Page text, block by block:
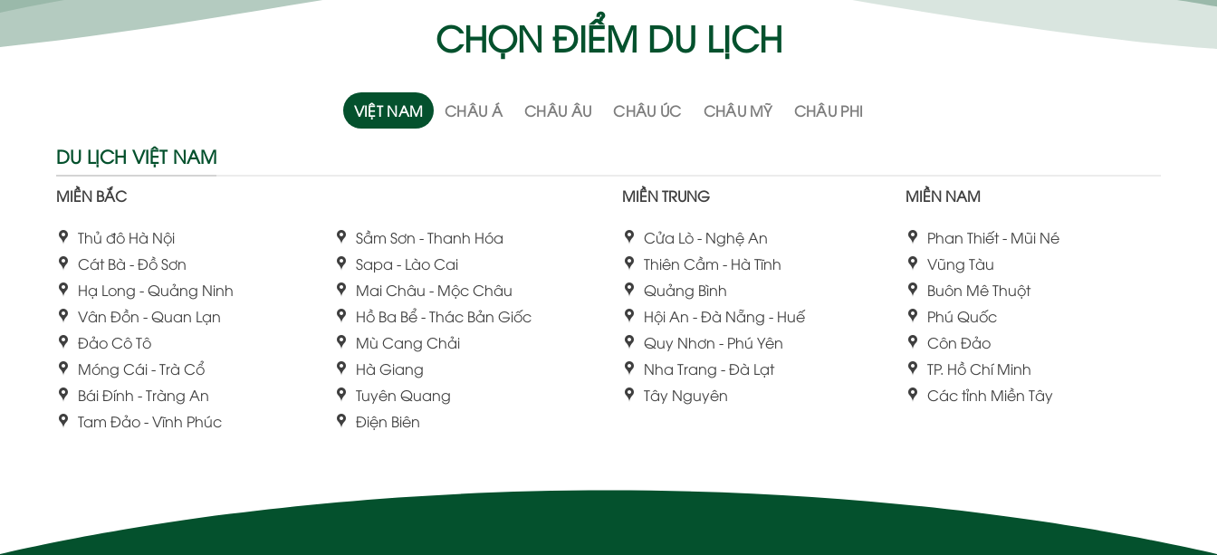
CHỌN ĐIỂM DU LỊCH
VIỆT NAM CHÂU Á CHÂU ÂU CHÂU ÚC CHÂU MỸ CHÂU PHI
DU LỊCH VIỆT NAM
MIỀN BẮC
Thủ đô Hà Nội
Cát Bà - Đồ Sơn
Hạ Long - Quảng Ninh
Vân Đồn - Quan Lạn
Đảo Cô Tô
Móng Cái - Trà Cổ
Bái Đính - Tràng An
Tam Đảo - Vĩnh Phúc
Sầm Sơn - Thanh Hóa
Sapa - Lào Cai
Mai Châu - Mộc Châu
Hồ Ba Bể - Thác Bản Giốc
Mù Cang Chải
Hà Giang
Tuyên Quang
Điện Biên
MIỀN TRUNG
Cửa Lò - Nghệ An
Thiên Cầm - Hà Tĩnh
Quảng Bình
Hội An - Đà Nẵng - Huế
Quy Nhơn - Phú Yên
Nha Trang - Đà Lạt
Tây Nguyên
MIỀN NAM
Phan Thiết - Mũi Né
Vũng Tàu
Buôn Mê Thuột
Phú Quốc
Côn Đảo
TP. Hồ Chí Minh
Các tỉnh Miền Tây